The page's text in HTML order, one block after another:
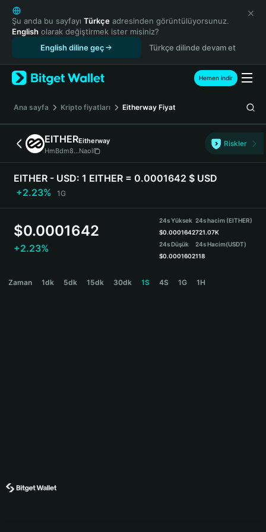
English
日本語
Tiếng Việt
Español (Latinoamérica)
Türkçe
Français
Deutsch
简体中文
繁體中文
Português (Portugal)
Bahasa Indonesia
ภาษาไทย
हिन्दी
Español
Português (Brasil)
Şu anda bu sayfayı Türkçe adresinden görüntülüyorsunuz.
English olarak değiştirmek ister misiniz?
English diline geç
Türkçe dilinde devam et
Hemen indir
Ana sayfa Kripto fiyatları Eitherway Fiyat
EITHEREitherway
HmBdm8...Naoi
Riskler
EITHER - USD: 1 EITHER = 0.0001642 $ USD
+2.23%
1G
$0.0001642
+2.23%
24s Yüksek
$0.0001642
24s Düşük
$0.0001602
24s hacim (EITHER)
721.07K
24s Hacim(USDT)
118
Zaman 1dk 5dk 15dk 30dk 1S 4S 1G 1H